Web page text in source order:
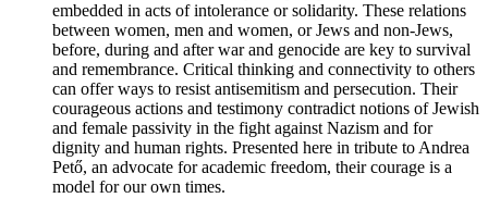
embedded in acts of intolerance or solidarity. These relations
between women, men and women, or Jews and non-Jews,
before, during and after war and genocide are key to survival
and remembrance. Critical thinking and connectivity to others
can offer ways to resist antisemitism and persecution. Their
courageous actions and testimony contradict notions of Jewish
and female passivity in the fight against Nazism and for
dignity and human rights. Presented here in tribute to Andrea
Pető, an advocate for academic freedom, their courage is a
model for our own times.